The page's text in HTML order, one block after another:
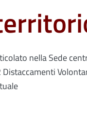
nella Sede